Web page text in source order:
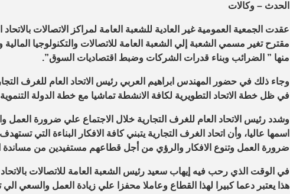
الحدث – وكالات
عقدت الجمعية العمومية غير العادية للشعبة العامة لمراكز الاتصالات
مقترح تغير مسمي الشعبة إلي الشعبة العامة للاتصالات والتكنولوجيا
منها ” الضرائب وبناء قدرات الشركات وضبط اقتصاديات السوق”.
وجاء ذلك في حضور المهندس ابراهيم العربي رئيس الاتحاد العام للغرف
في ظل خطة الاتحاد التطويرية لكافة الانشطة تماشيا مع خطة الدولة
وشدد رئيس الاتحاد العام للغرف التجارية خلال الاجتماع علي ضرورة
اسمها عاليا، وأن اتحاد الغرف التجارية يتبني كافة الافكار البناءة التي
ضرورة العمل وتنوع الافكار والرؤي من أجل قطاعهم مستفيدين من مساندة
في الوقت الذي رحب فيه إيهاب سعيد رئيس الشعبة العامة للاتصالات
هذا يعتبر دعما كبيرا لهذا القطاع وعاملا محفزا علي زيادة العمل